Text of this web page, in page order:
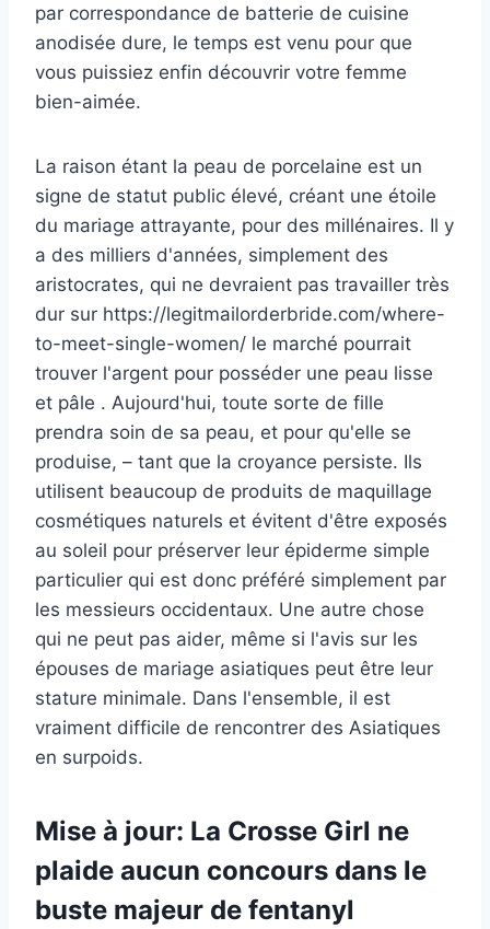
par correspondance de batterie de cuisine
anodisée dure, le temps est venu pour que
vous puissiez enfin découvrir votre femme
bien-aimée.
La raison étant la peau de porcelaine est un
signe de statut public élevé, créant une étoile
du mariage attrayante, pour des millénaires. Il y
a des milliers d'années, simplement des
aristocrates, qui ne devraient pas travailler très
dur sur https://legitmailorderbride.com/where-
to-meet-single-women/ le marché pourrait
trouver l'argent pour posséder une peau lisse
et pâle . Aujourd'hui, toute sorte de fille
prendra soin de sa peau, et pour qu'elle se
produise, – tant que la croyance persiste. Ils
utilisent beaucoup de produits de maquillage
cosmétiques naturels et évitent d'être exposés
au soleil pour préserver leur épiderme simple
particulier qui est donc préféré simplement par
les messieurs occidentaux. Une autre chose
qui ne peut pas aider, même si l'avis sur les
épouses de mariage asiatiques peut être leur
stature minimale. Dans l'ensemble, il est
vraiment difficile de rencontrer des Asiatiques
en surpoids.
Mise à jour: La Crosse Girl ne
plaide aucun concours dans le
buste majeur de fentanyl